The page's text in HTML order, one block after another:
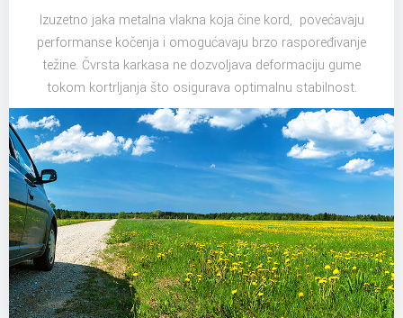
Izuzetno jaka metalna vlakna koja čine kord, povećavaju
performanse kočenja i omogućavaju brzo raspoređivanje
težine. Čvrsta karkasa ne dozvoljava deformaciju gume
tokom kortrljanja što osigurava optimalnu stabilnost.